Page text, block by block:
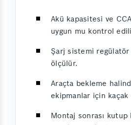
Akü kapasitesi ve
uygun mu kontrol
Şarj sistemi
ölçülür.
Araçta bekleme
ekipmanlar için kaçak
Montaj sonrası kutup